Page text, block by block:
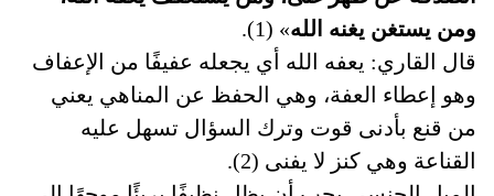
ومن يستغن يغنه الله» (1).
قال القاري: يعفه الله أي يجعله عفيفًا من الإعفاف
وهو إعطاء العفة، وهي الحفظ عن المناهي يعني
من قنع بأدنى قوت وترك السؤال تسهل عليه
القناعة وهي كنز لا يفنى (2).